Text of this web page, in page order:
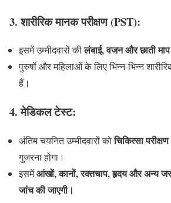
3. शारीरिक मानक परीक्षण (PST):
इसमें उम्मीदवारों कीलंबाई, वजन और छाती माप
पुरुषों और महिलाओं के लिए भिन्न-भिन्न
हैं।
4. मेडिकल टेस्ट:
अंतिम चयनित उम्मीदवारों कोचिकित्सा
गुजरना होगा।
इसमेंआंखों, कानों, रक्तचाप, हृदय और अन्य
जांच की जाएगी।